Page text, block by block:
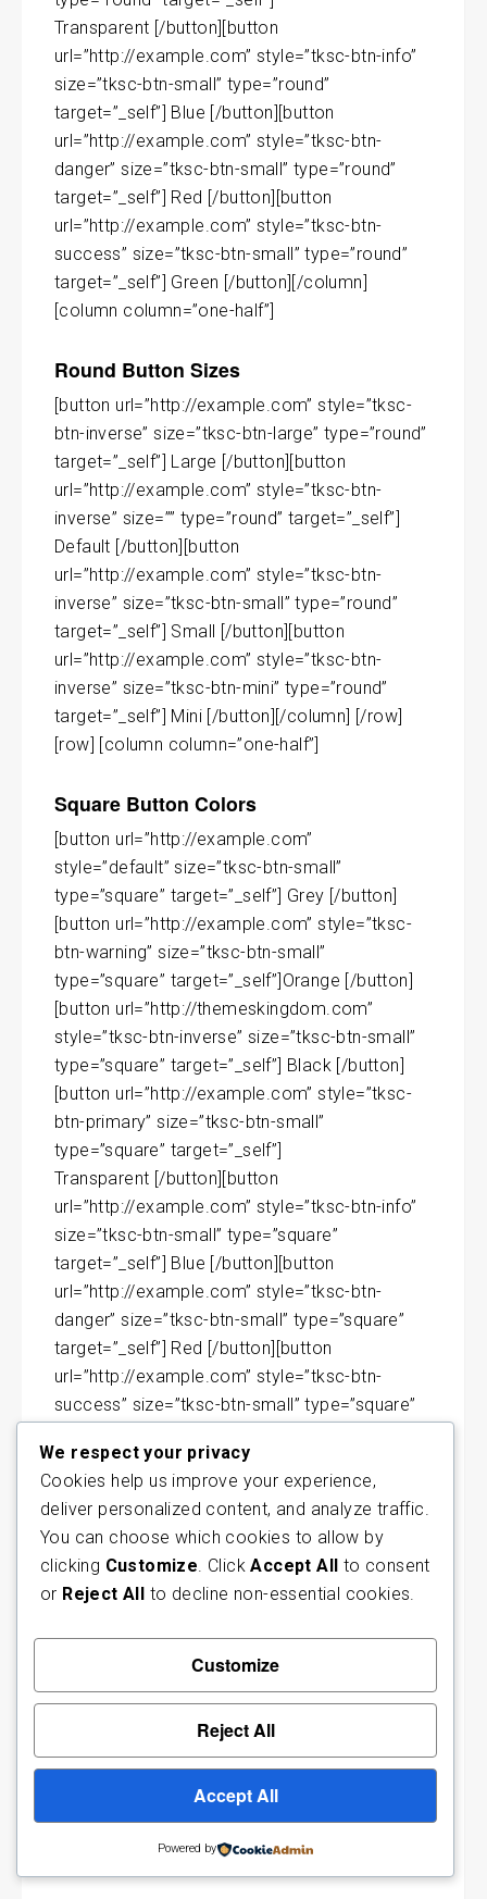
Transparent [/button][button
url=”http://example.com” style=”tksc-btn-info”
size=”tksc-btn-small” type=”round”
target=”_self”] Blue [/button][button
url=”http://example.com” style=”tksc-btn-
danger” size=”tksc-btn-small” type=”round”
target=”_self”] Red [/button][button
url=”http://example.com” style=”tksc-btn-
success” size=”tksc-btn-small” type=”round”
target=”_self”] Green [/button][/column]
[column column=”one-half”]
Round Button Sizes
[button url=”http://example.com” style=”tksc-
btn-inverse” size=”tksc-btn-large” type=”round”
target=”_self”] Large [/button][button
url=”http://example.com” style=”tksc-btn-
inverse” size=”” type=”round” target=”_self”]
Default [/button][button
url=”http://example.com” style=”tksc-btn-
inverse” size=”tksc-btn-small” type=”round”
target=”_self”] Small [/button][button
url=”http://example.com” style=”tksc-btn-
inverse” size=”tksc-btn-mini” type=”round”
target=”_self”] Mini [/button] [/column] [/row]
[row] [column column=”one-half”]
Square Button Colors
[button url=”http://example.com”
style=”default” size=”tksc-btn-small”
type=”square” target=”_self”] Grey [/button]
[button url=”http://example.com” style=”tksc-
btn-warning” size=”tksc-btn-small”
type=”square” target=”_self”]Orange [/button]
[button url=”http://themeskingdom.com”
style=”tksc-btn-inverse” size=”tksc-btn-small”
type=”square” target=”_self”] Black [/button]
[button url=”http://example.com” style=”tksc-
btn-primary” size=”tksc-btn-small”
type=”square” target=”_self”]
Transparent [/button][button
url=”http://example.com” style=”tksc-btn-info”
size=”tksc-btn-small” type=”square”
target=”_self”] Blue [/button][button
url=”http://example.com” style=”tksc-btn-
danger” size=”tksc-btn-small” type=”square”
target=”_self”] Red [/button][button
url=”http://example.com” style=”tksc-btn-
success” size=”tksc-btn-small” type=”square”
[column column=”one-half”]
Square Button Sizes
[button url=”http://example.com” style=”tksc-
btn-inverse” size=”tksc-btn-large”
[button url=”http://example.com” style=”tksc-
btn-inverse” size=”” type=”square”
target=”_self”] Default [/button][button
url=”http://example.com” style=”tksc-btn-
inverse” size=”tksc-btn-small” type=”square”
url=”http://example.com” style=”tksc-btn-
inverse” size=”tksc-btn-mini” type=”square”
We respect your privacy
Cookies help us improve your experience,
deliver personalized content, and analyze traffic.
You can choose which cookies to allow by
clicking Customize. ClickAccept All to consent
or Reject All to decline non-essential cookies.
Customize
Reject All
Accept All
Powered by